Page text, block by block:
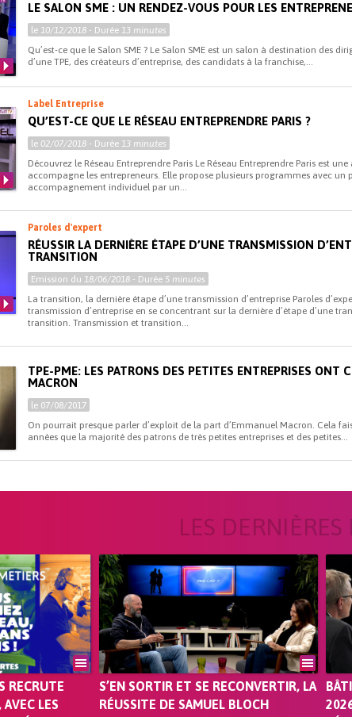
LE SALON SME : UN RENDEZ-VOUS POUR LES
le10/12/2018 - Durée13 minutes
Qu’est-ce que le Salon SME ? Le Salon SME est un salon à destination des
d’une TPE, des créateurs d’entreprise, des candidats à la franchise,...
Label Entreprise
QU’EST-CE QUE LE RÉSEAU ENTREPRENDRE PARIS ?
le 02/07/2018 - Durée13 minutes
Découvrez le Réseau Entreprendre Paris Le Réseau Entreprendre Paris est
accompagne les entrepreneurs. Elle propose plusieurs programmes avec un
accompagnement individuel par un...
Paroles d'expert
RÉUSSIR LA DERNIÈRE ÉTAPE D’UNE TRANSMISSION
TRANSITION
Emission du18/06/2018 - Durée 5 minutes
La transition, la dernière étape d’une transmission d’entreprise Paroles
transmission d’entreprise en se concentrant sur la dernière d’étape d’une
transition. Transmission et transition...
TPE-PME: LES PATRONS DES PETITES ENTREPRISES ONT
MACRON
le 07/08/2017
On pourrait presque parler d’exploit de la part d’Emmanuel Macron. Cela
années que la majorité des patrons de très petites entreprises et des petites...
LES
RECRUTE
LES
S’EN SORTIR ET SE RECONVERTIR, LA
RÉUSSITE DE SAMUEL BLOCH